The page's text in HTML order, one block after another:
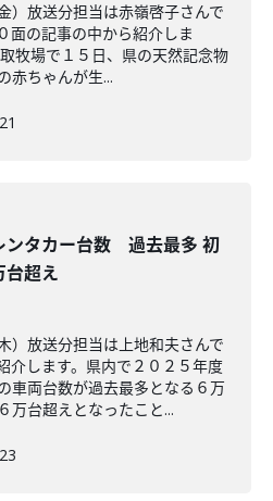
）放送分担当は赤嶺啓子さんで
面の記事の中から紹介しま
牧場で１５日、県の天然記念物
赤ちゃんが生...
ンタカー台数 過去最多 初
台超え
）放送分担当は上地和夫さんで
介します。県内で２０２５年度
車両台数が過去最多となる６万
万台超えとなったこと...